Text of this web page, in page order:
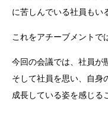
に苦しんでいる社員もい
これをアチーブメントで
今回の会議では、社員が
そして社員を思い、自身
成長している姿を感じる